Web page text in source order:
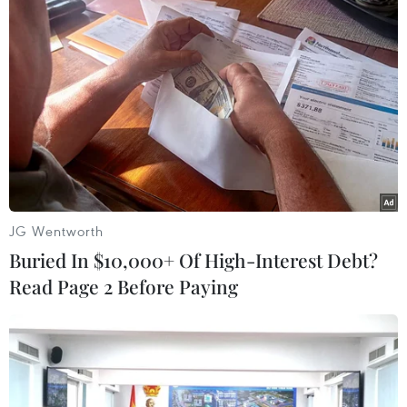
95%./.
(TTXVN/Vietnam+)
#bệnh sởi #bệnh lý về đường hô hấp
JG Wentworth
Buried In $10,000+ Of High-Interest Debt?
Read Page 2 Before Paying